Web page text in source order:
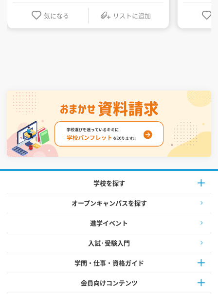
気になる リストに追加
学校を探す
オープンキャンパスを探す
進学イベント
入試·受験入門
学問・仕事・資格ガイド
会員向けコンテンツ